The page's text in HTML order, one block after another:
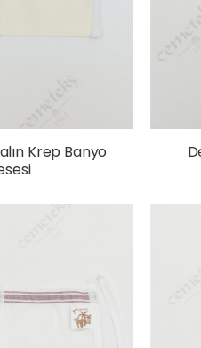
Krep Banyo